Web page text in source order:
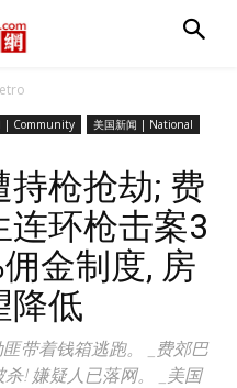
| Community
美国新闻 | National
枪抢劫; 费
连环枪击案3
金制度, 房
降低
带着钱箱逃跑。 _费郊巴
! 嫌疑人已落网。 _美国